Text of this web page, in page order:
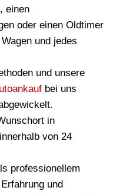
einen
oder einen Oldtimer
und jedes
und unsere
bei uns
in
von 24
professionellem
und